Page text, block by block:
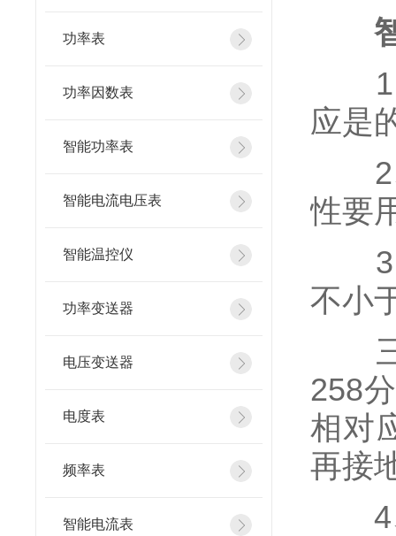
功率表
功率因数表
智能功率表
智能电流电压表
智能温控仪
功率变送器
电压变送器
电度表
频率表
智能电流表
1、
应是
2、
性要
3、
不小
三
258
相对
再接
4、